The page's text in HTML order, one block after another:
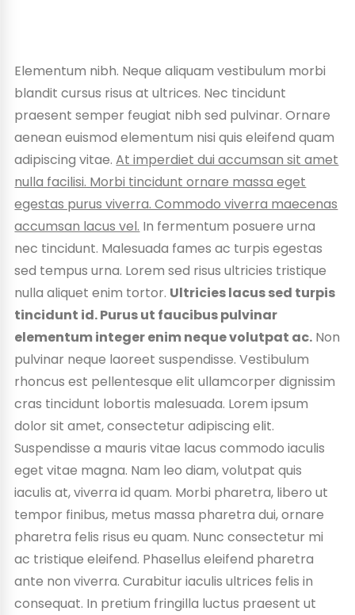
Elementum nibh. Neque aliquam vestibulum morbi
blandit cursus risus at ultrices. Nec tincidunt
praesent semper feugiat nibh sed pulvinar. Ornare
aenean euismod elementum nisi quis eleifend quam
adipiscing vitae.At imperdiet dui accumsan sit amet
nulla facilisi. Morbi tincidunt ornare massa eget
egestas purus viverra. Commodo viverra maecenas
accumsan lacus vel. In fermentum posuere urna
nec tincidunt. Malesuada fames ac turpis egestas
sed tempus urna. Lorem sed risus ultricies tristique
nulla aliquet enim tortor. Ultricies lacus sed turpis
tincidunt id. Purus ut faucibus pulvinar
elementum integer enim neque volutpat ac. Non
pulvinar neque laoreet suspendisse. Vestibulum
rhoncus est pellentesque elit ullamcorper dignissim
cras tincidunt lobortis malesuada. Lorem ipsum
dolor sit amet, consectetur adipiscing elit.
Suspendisse a mauris vitae lacus commodo iaculis
eget vitae magna. Nam leo diam, volutpat quis
iaculis at, viverra id quam. Morbi pharetra, libero ut
tempor finibus, metus massa pharetra dui, ornare
pharetra felis risus eu quam. Nunc consectetur mi
ac tristique eleifend. Phasellus eleifend pharetra
ante non viverra. Curabitur iaculis ultrices felis in
consequat. In pretium fringilla luctus praesent ut